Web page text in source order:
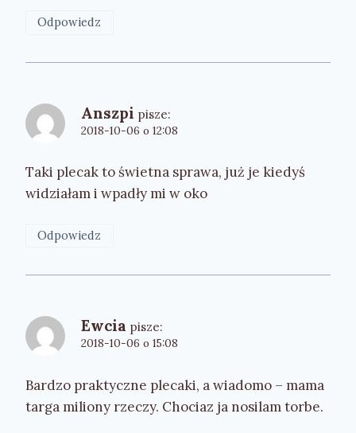
Odpowiedz
Anszpi pisze:
2018-10-06 o 12:08
Taki plecak to świetna sprawa, już je kiedyś
widziałam i wpadły mi w oko
Odpowiedz
Ewcia pisze:
2018-10-06 o 15:08
Bardzo praktyczne plecaki, a wiadomo – mama
targa miliony rzeczy. Chociaz ja nosilam torbe.